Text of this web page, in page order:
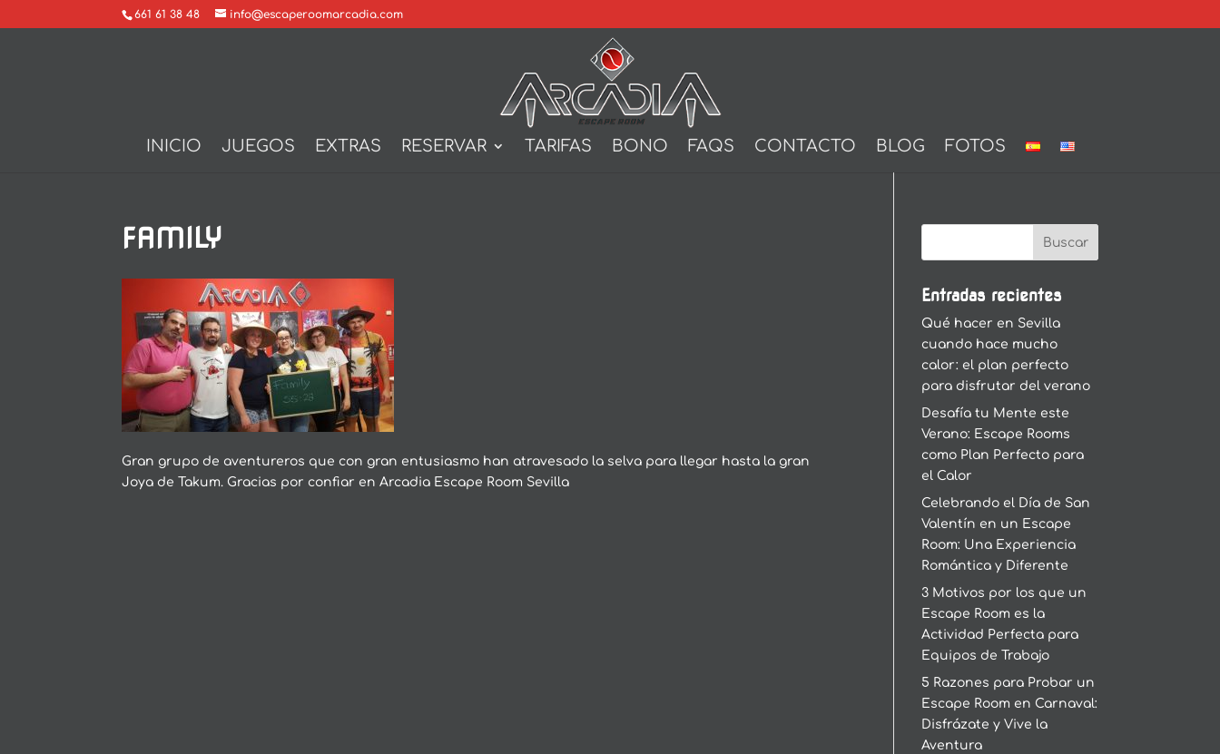
661 61 38 48 info@escaperoomarcadia.com
INICIO JUEGOS EXTRAS RESERVAR TARIFAS BONO FAQS CONTACTO BLOG FOTOS
FAMILY
Gran grupo de aventureros que con gran entusiasmo han atravesado la selva para llegar hasta la gran
Joya de Takum. Gracias por confiar en Arcadia Escape Room Sevilla
Entradas recientes
Qué hacer en Sevilla
cuando hace mucho
calor: el plan perfecto
para disfrutar del verano
Desafía tu Mente este
Verano: Escape Rooms
como Plan Perfecto para
el Calor
Celebrando el Día de San
Valentín en un Escape
Room: Una Experiencia
Romántica y Diferente
3 Motivos por los que un
Escape Room es la
Actividad Perfecta para
Equipos de Trabajo
5 Razones para Probar un
Escape Room en Carnaval:
Disfrázate y Vive la
Aventura